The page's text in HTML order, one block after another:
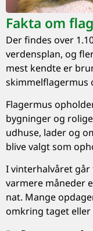
Fakta om
Der findes over
verdensplan, og
mest kendte er
skimmelflagermus
Flagermus
bygninger og
udhuse, lader og
blive valgt som
I vinterhalvåret går
varmere måneder
nat. Mange
omkring taget